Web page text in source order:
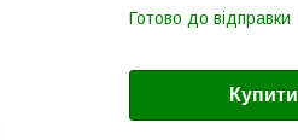
Готово до відправки
Купити